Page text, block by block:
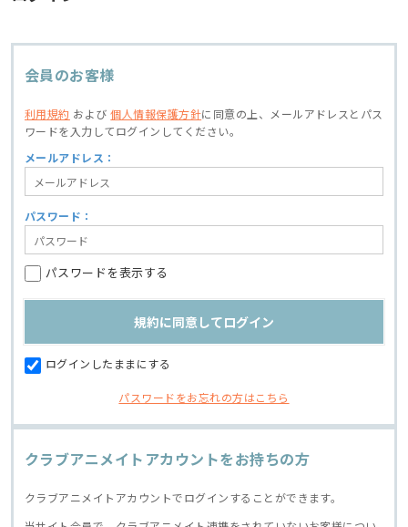
会員のお客様
利用規約 および個人情報保護方針に同意の上、
メールアドレスとパス
ワードを入力してログインしてください。
メールアドレス：
パスワード：
パスワードを表示する
ログインしたままにする
パスワードをお忘れの方はこちら
クラブアニメイトアカウントをお持ちの方
クラブアニメイトアカウントでログインすることができます。